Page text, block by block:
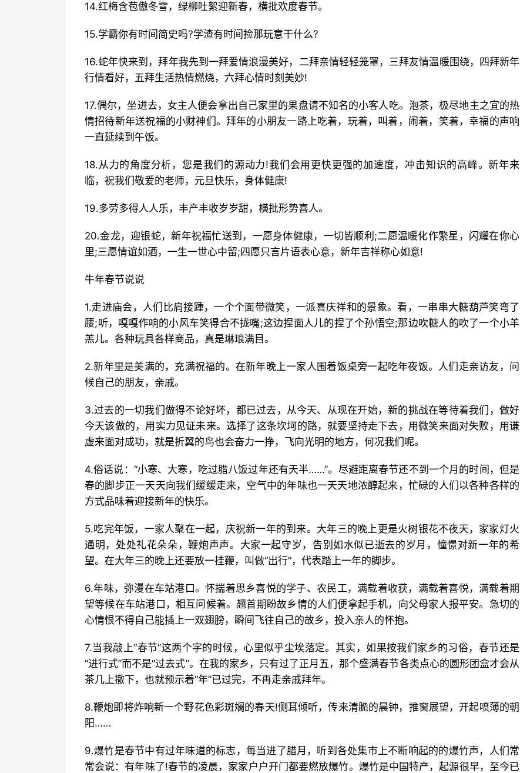
14.红梅含苞傲冬雪，绿柳吐絮迎新春，横批欢度春节。
15.学霸你有时间简史吗?学渣有时间捡那玩意干什么?
16.蛇年快来到，拜年我先到一拜爱情浪漫美好，二拜亲情轻轻笼罩，三拜友情温暖围绕，四拜新年
行情看好，五拜生活热情燃烧，六拜心情时刻美妙!
17.偶尔，坐进去，女主人便会拿出自己家里的果盘请不知名的小客人吃。泡茶，极尽地主之宜的热
情招待新年送祝福的小财神们。拜年的小朋友一路上吃着，玩着，叫着，闹着，笑着，幸福的声响
一直延续到午饭。
18.从力的角度分析，您是我们的源动力!我们会用更快更强的加速度，冲击知识的高峰。新年来
临，祝我们敬爱的老师，元旦快乐，身体健康!
19.多劳多得人人乐，丰产丰收岁岁甜，横批形势喜人。
20.金龙，迎银蛇，新年祝福忙送到，一愿身体健康，一切皆顺利;二愿温暖化作繁星，闪耀在你心
里;三愿情谊如酒，一生一世心中留;四愿只言片语表心意，新年吉祥称心如意!
牛年春节说说
1.走进庙会，人们比肩接踵，一个个面带微笑，一派喜庆祥和的景象。看，一串串大糖葫芦笑弯了
腰;听，嘎嘎作响的小风车笑得合不拢嘴;这边捏面人儿的捏了个孙悟空;那边吹糖人的吹了一个小羊
羔儿。各种玩具各样商品，真是琳琅满目。
2.新年里是美满的，充满祝福的。在新年晚上一家人围着饭桌旁一起吃年夜饭。人们走亲访友，问
候自己的朋友，亲戚。
3.过去的一切我们做得不论好坏，都已过去，从今天、从现在开始，新的挑战在等待着我们，做好
今天该做的，用实力见证未来。选择了这条坎坷的路，就要坚持走下去，用微笑来面对失败，用谦
虚来面对成功，就是折翼的鸟也会奋力一挣，飞向光明的地方，何况我们呢。
4.俗话说：“小寒、大寒，吃过腊八饭过年还有天半……”。尽避距离春节还不到一个月的时间，但是
春的脚步正一天天向我们缓缓走来，空气中的年味也一天天地浓醇起来，忙碌的人们以各种各样的
方式品味着迎接新年的快乐。
5.吃完年饭，一家人聚在一起，庆祝新一年的到来。大年三的晚上更是火树银花不夜天，家家灯火
通明，处处礼花朵朵，鞭炮声声。大家一起守岁，告别如水似已逝去的岁月，憧憬对新一年的希
望。在大年三的晚上还要放一挂鞭，叫做“出行”，代表踏上一年的脚步。
6.年味，弥漫在车站港口。怀揣着思乡喜悦的学子、农民工，满载着收获，满载着喜悦，满载着期
望等候在车站港口，相互问候着。翘首期盼故乡情的人们便拿起手机，向父母家人报平安。急切的
心情恨不得自己能插上一双翅膀，瞬间飞往自己的故乡，投入亲人的怀抱。
7.当我敲上“春节”这两个字的时候，心里似乎尘埃落定。其实，如果按我们家乡的习俗，春节还是
“进行式”而不是“过去式”。在我的家乡，只有过了正月五，那个盛满春节各类点心的圆形团盒才会从
茶几上撤下，也就预示着“年”已过完，不再走亲戚拜年。
8.鞭炮即将炸响新一个野花色彩斑斓的春天!侧耳倾听，传来清脆的晨钟，推窗展望，开起喷薄的朝
阳……
9.爆竹是春节中有过年味道的标志，每当进了腊月，听到各处集市上不断响起的的爆竹声，人们常
常会说：有年味了!春节的凌晨，家家户户开门都要燃放爆竹。爆竹是中国特产，起源很早，至今已